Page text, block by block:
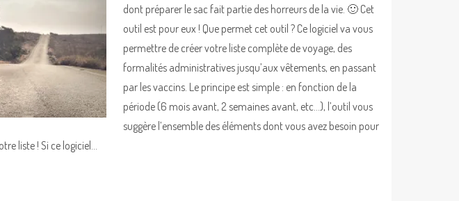
dont préparer le sac fait partie des horreurs de la vie. 🙂 Cet
outil est pour eux ! Que permet cet outil ? Ce logiciel va vous
permettre de créer votre liste complète de voyage, des
formalités administratives jusqu’aux vêtements, en passant
par les vaccins. Le principe est simple : en fonction de la
période (6 mois avant, 2 semaines avant, etc…), l’outil vous
suggère l’ensemble des éléments dont vous avez besoin pour
liste ! Si ce logiciel…